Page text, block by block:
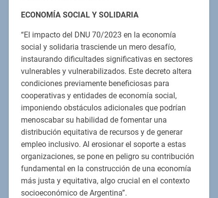
ECONOMÍA SOCIAL Y SOLIDARIA
“El impacto del DNU 70/2023 en la economía
social y solidaria trasciende un mero desafío,
instaurando dificultades significativas en sectores
vulnerables y vulnerabilizados. Este decreto altera
condiciones previamente beneficiosas para
cooperativas y entidades de economía social,
imponiendo obstáculos adicionales que podrían
menoscabar su habilidad de fomentar una
distribución equitativa de recursos y de generar
empleo inclusivo. Al erosionar el soporte a estas
organizaciones, se pone en peligro su contribución
fundamental en la construcción de una economía
más justa y equitativa, algo crucial en el contexto
socioeconómico de Argentina”.